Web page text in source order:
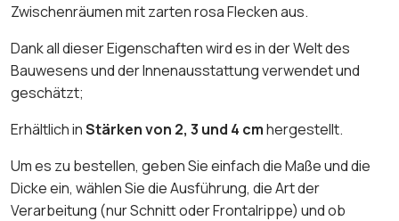
Zwischenräumen mit zarten rosa Flecken aus.
Dank all dieser Eigenschaften wird es in der Welt des
Bauwesens und der Innenausstattung verwendet und
geschätzt;
Erhältlich inStärken von 2, 3 und 4 cmhergestellt.
Um es zu bestellen, geben Sie einfach die Maße und die
Dicke ein, wählen Sie die Ausführung, die Art der
Verarbeitung (nur Schnitt oder Frontalrippe) und ob